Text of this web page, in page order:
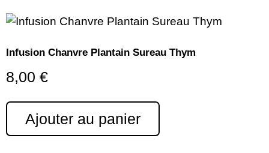
Infusion Chanvre Plantain Sureau Thym
8,00 €
Ajouter au panier